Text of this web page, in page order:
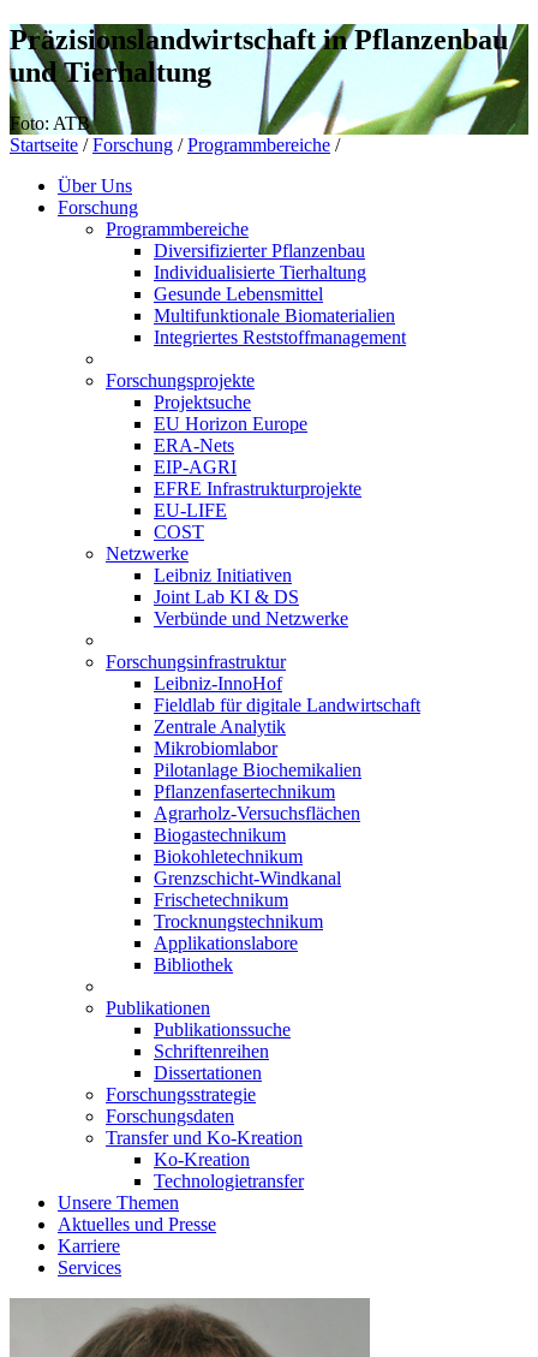
Präzisionslandwirtschaft in Pflanzenbau
und Tierhaltung
Foto: ATB
Startseite / Forschung / Programmbereiche /
Über Uns
Forschung
Programmbereiche
Diversifizierter Pflanzenbau
Individualisierte Tierhaltung
Gesunde Lebensmittel
Multifunktionale Biomaterialien
Integriertes Reststoffmanagement
Forschungsprojekte
Projektsuche
EU Horizon Europe
ERA-Nets
EIP-AGRI
EFRE Infrastrukturprojekte
EU-LIFE
COST
Netzwerke
Leibniz Initiativen
Joint Lab KI & DS
Verbünde und Netzwerke
Forschungsinfrastruktur
Leibniz-InnoHof
Fieldlab für digitale Landwirtschaft
Zentrale Analytik
Mikrobiomlabor
Pilotanlage Biochemikalien
Pflanzenfasertechnikum
Agrarholz-Versuchsflächen
Biogastechnikum
Biokohletechnikum
Grenzschicht-Windkanal
Frischetechnikum
Trocknungstechnikum
Applikationslabore
Bibliothek
Publikationen
Publikationssuche
Schriftenreihen
Dissertationen
Forschungsstrategie
Forschungsdaten
Transfer und Ko-Kreation
Ko-Kreation
Technologietransfer
Unsere Themen
Aktuelles und Presse
Karriere
Services